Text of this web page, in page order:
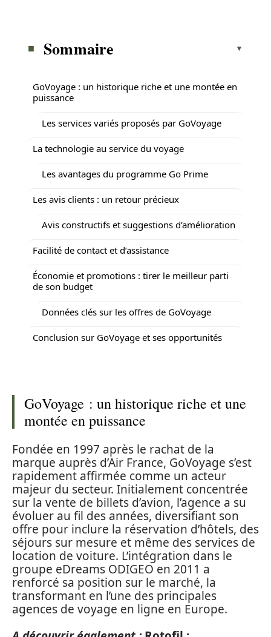
Sommaire
GoVoyage : un historique riche et une montée en
puissance
Les services variés proposés par GoVoyage
La technologie au service du voyage
Les avantages du programme Go Prime
Les avis clients : un retour précieux
Avis constructifs et suggestions d’amélioration
Facilité de contact et d’assistance
Économie et promotions : tirer le meilleur parti
de son budget
Données clés sur les offres de GoVoyage
Conclusion sur GoVoyage et ses opportunités
GoVoyage : un historique riche et une
montée en puissance
Fondée en 1997 après le rachat de la
marque auprès d’Air France, GoVoyage s’est
rapidement affirmée comme un acteur
majeur du secteur. Initialement concentrée
sur la vente de billets d’avion, l’agence a su
évoluer au fil des années, diversifiant son
offre pour inclure la réservation d’hôtels, des
séjours sur mesure et même des services de
location de voiture. L’intégration dans le
groupe eDreams ODIGEO en 2011 a
renforcé sa position sur le marché, la
transformant en l’une des principales
agences de voyage en ligne en Europe.